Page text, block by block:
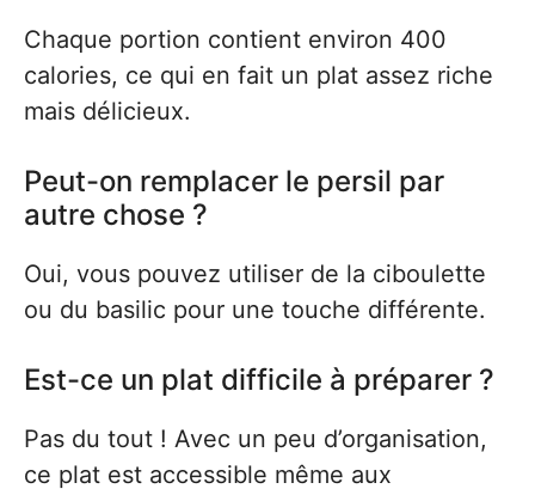
Chaque portion contient environ 400
calories, ce qui en fait un plat assez riche
mais délicieux.
Peut-on remplacer le persil par
autre chose ?
Oui, vous pouvez utiliser de la ciboulette
ou du basilic pour une touche différente.
Est-ce un plat difficile à préparer ?
Pas du tout ! Avec un peu d’organisation,
ce plat est accessible même aux